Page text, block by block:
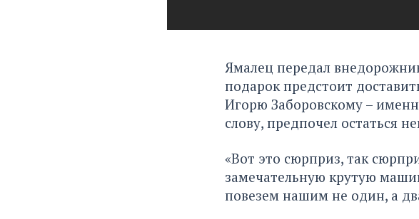
Ямалец передал
подарок предстоит
Игорю Заборовскому –
слову, предпочел остаться
«Вот это сюрприз, так
замечательную крутую
повезем нашим не один, а